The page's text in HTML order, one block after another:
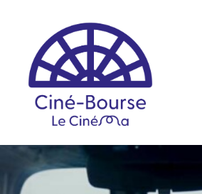
FILMS ET HORAIRES